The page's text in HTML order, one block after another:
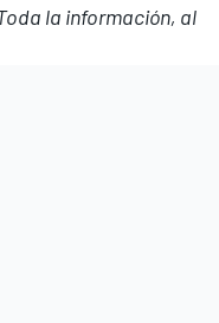
la información, al